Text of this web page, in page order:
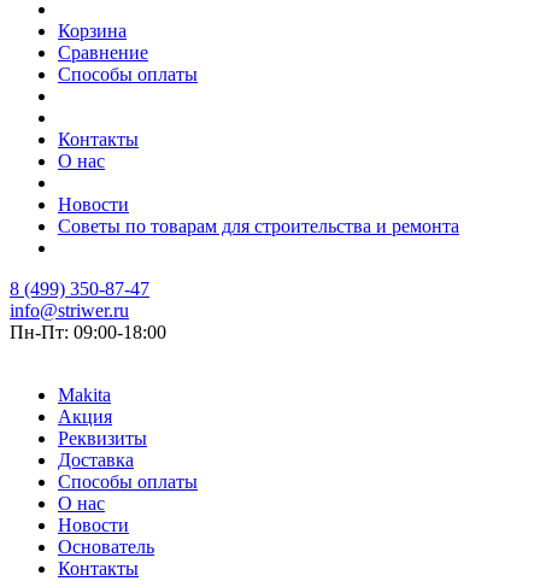
Корзина
Сравнение
Способы оплаты
Контакты
О нас
Новости
Советы по товарам для строительства и ремонта
8 (499) 350-87-47
info@striwer.ru
Пн-Пт: 09:00-18:00
Makita
Акция
Реквизиты
Доставка
Способы оплаты
О нас
Новости
Основатель
Контакты